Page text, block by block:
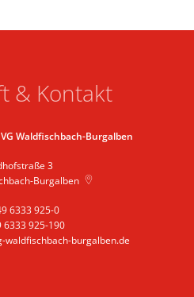
& Kontakt
Waldfischbach-Burgalben
3
Burgalben
6333 925-0
6333 925-190
waldfischbach-burgalben.de